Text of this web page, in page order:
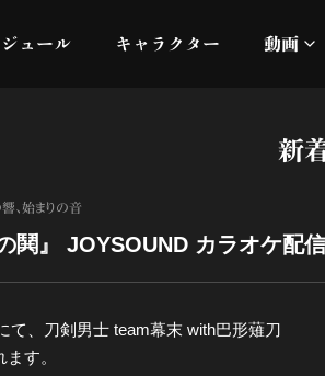
ジュール キャラクター 動画
オ
新
、始まりの音
鬨』 JOYSOUND カラオケ配
て、刀剣男士 team幕末 with巴形薙刀
す。